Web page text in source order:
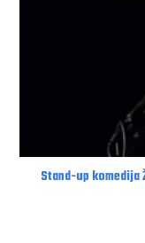
Stand-up komedija